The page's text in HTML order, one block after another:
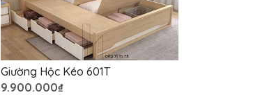
Giường Hộc Kéo 601T
9.900.000₫